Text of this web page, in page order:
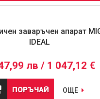
заваръчен апарат
IDEAL
лв / 1 047,12 €
ПОРЪЧАЙ ОЩЕ